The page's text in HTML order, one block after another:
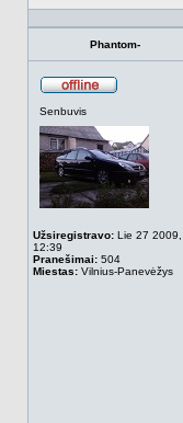
Phantom-
Senbuvis
Užsiregistravo: Lie 27 2009,
12:39
Pranešimai: 504
Miestas: Vilnius-Panevėžys